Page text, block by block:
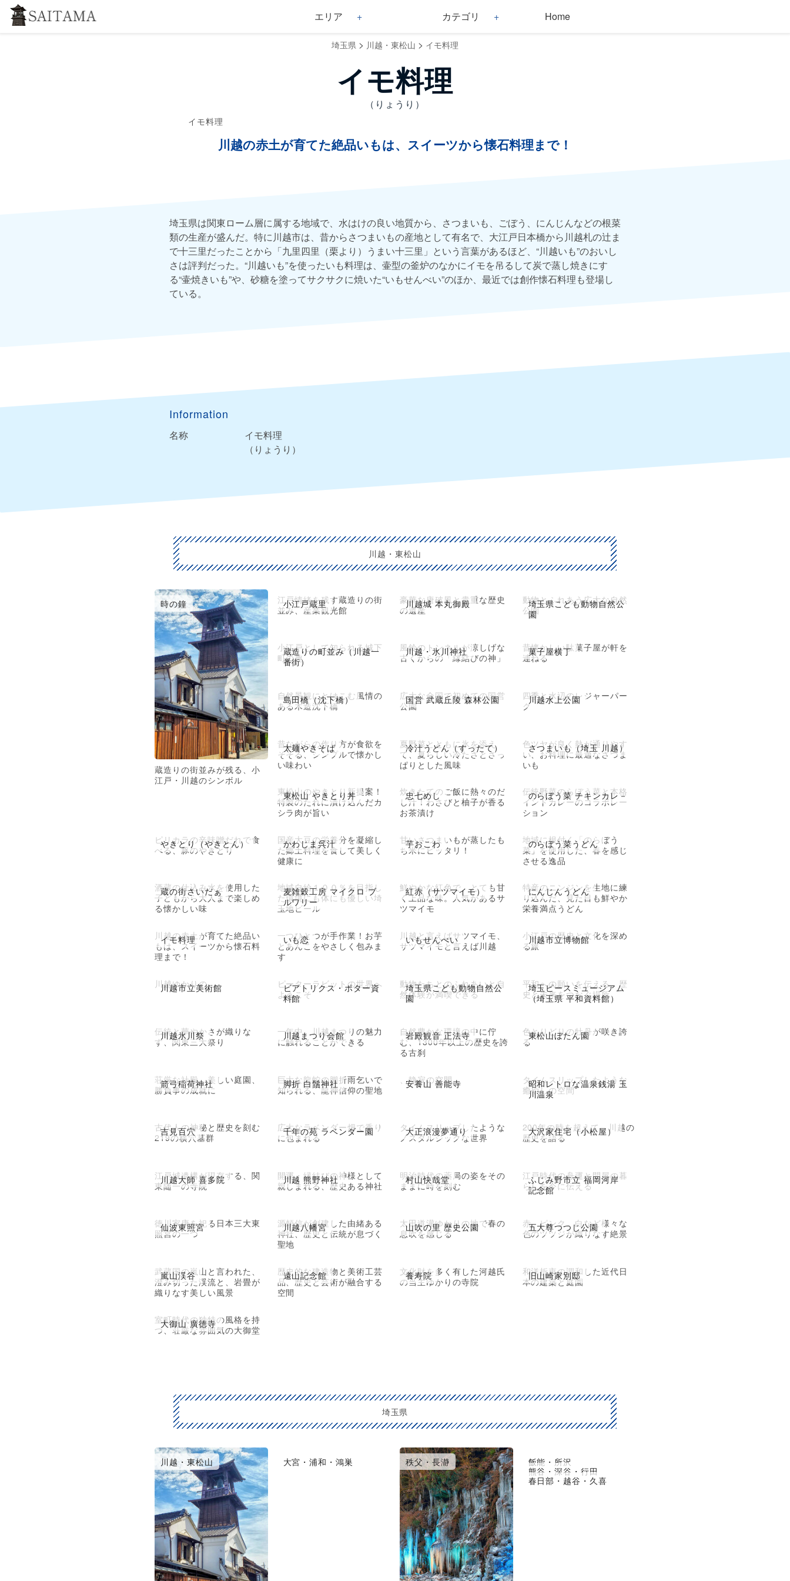
エリア カテゴリ Home
埼玉県 > 川越・東松山 > イモ料理
イモ料理
（りょうり）
イモ料理
川越の赤土が育てた絶品いもは、スイーツから懐石料理まで！
埼玉県は関東ローム層に属する地域で、水はけの良い地質から、さつまいも、ごぼう、にんじんなどの根菜
類の生産が盛んだ。特に川越市は、昔からさつまいもの産地として有名で、大江戸日本橋から川越札の辻ま
で十三里だったことから「九里四里（栗より）うまい十三里」という言葉があるほど、“川越いも”のおいし
さは評判だった。“川越いも”を使ったいも料理は、壷型の釜炉のなかにイモを吊るして炭で蒸し焼きにす
る“壷焼きいも”や、砂糖を塗ってサクサクに焼いた“いもせんべい”のほか、最近では創作懐石料理も登場し
ている。
Information
名称
イモ料理
（りょうり）
川越・東松山
時の鐘
蔵造りの街並みが残る、小
江戸・川越のシンボル
小江戸蔵里
江戸情緒を残す蔵造りの街
並み、産業観光館
川越城 本丸御殿
豪華な唐破風と貴重な歴史
の遺産
埼玉県こども動物自然公
園
動物とふれあう広大な自然
公園
蔵造りの町並み（川越一
番街）
小江戸として知られる城下
町の趣
川越・氷川神社
風鈴のトンネルが涼しげな
古くからの「縁結びの神」
菓子屋横丁
昔懐かしい駄菓子屋が軒を
連ねる
島田橋（沈下橋）
自然景観にとけこむ風情の
ある木造沈下橋
国営 武蔵丘陵 森林公園
広大な全国で初めての国営
公園
川越水上公園
四季と水辺のレジャーパー
ク
太麺やきそば
昔ながらの作り方が食欲を
そそる、シンプルで懐かし
い味わい
冷汁うどん（すったて）
夏野菜とともに氷を添え
て、夏らしい冷たさとさっ
ぱりとした風味
さつまいも（埼玉 川越）
色ツヤが良く熱が通りやす
い、お料理に最適なさつま
いも
東松山 やきとり丼
東松山のやきとり新提案！
特製のたれに漬け込んだカ
シラ肉が旨い
忠七めし
炊きたてのご飯に熱々のだ
し汁！わさびと柚子が香る
お茶漬け
のらぼう菜 チキンカレ－
伝統野菜のらぼう菜と本格
インドカレーのコラボレー
ション
やきとり（やきとん）
ピリカラの辛味噌だれで食
べる、豚のやきとり
かわじま呉汁
国産大豆の栄養分を凝縮し
た郷土料理を食して美しく
健康に
芋おこわ
甘いさつまいもが蒸したも
ち米にピッタリ！
のらぼう菜うどん
地域に根付く「のらぼう
菜」を使用した、春を感じ
させる逸品
蔵の街さいだぁ
酒蔵の仕込み水を使用した
子どもから大人まで楽しめ
る懐かしい味
麦雑穀工房 マイクロ ブ
ルワリー
地域自給１００％を目指し
た環境にも体にも優しい埼
玉地ビール
紅赤（サツマイモ）
鮮やかな紅色で、とても甘
く上品な味。人気があるサ
ツマイモ
にんじんうどん
特産のニンジンを生地に練
り込んだ、見た目も鮮やか
栄養満点うどん
イモ料理
川越の赤土が育てた絶品い
もは、スイーツから懐石料
理まで！
いも恋
一つひとつが手作業！お芋
とあんこをやさしく包みま
す
いもせんべい
川越と言えばサツマイモ、
サツマイモと言えば川越
川越市立博物館
小江戸の歴史と文化を深め
る旅
川越市立美術館
川越ゆかりの
ビアトリクス・ポター資
料館
ピーターラビットの世界へ
ようこそ
埼玉県こども動物自然公
園
動物たちとのふれあいと自
然体験が満喫できる
埼玉ピースミュージアム
（埼玉県 平和資料館）
平和への願いを伝える、歴
史と未来をつなぐ場所
川越氷川祭
伝統と華やかさが織りな
す、関東三大祭り
川越まつり会館
一年中、川越まつりの魅力
に触れることができる
岩殿観音 正法寺
自然豊かな環境の中に佇
む、1300年以上の歴史を誇
る古刹
東松山ぼたん園
色とりどりの牡丹が咲き誇
る
箭弓稲荷神社
荘厳な社殿、美しい庭園、
勝負事の成就に
脚折 白鬚神社
巨大な龍蛇の脚折雨乞いで
知られる、龍神信仰の聖地
安養山 善能寺
、静寂の空間
昭和レトロな温泉銭湯 玉
川温泉
タイムスリップしたような
癒やしの空間
吉見百穴
古代人の神秘と歴史を刻む
219の横穴墓群
千年の苑 ラベンダー園
広大なラベンダー畑で香り
に包まれる
大正浪漫夢通り
タイムスリップしたような
ノスタルジックな世界
大沢家住宅（小松屋）
200年の時を超えて、川越の
歴史を語る
川越大師 喜多院
江戸城遺構が現存する、関
東随一の寺院
川越 熊野神社
開運・縁結びの神様として
親しまれる、歴史ある神社
村山快哉堂
明治時代の薬局の姿をその
ままに時を刻む
ふじみ野市立 福岡河岸
記念館
江戸時代の舟運と問屋の暮
らしを今に伝える
仙波東照宮
徳川家康を祀る日本三大東
照宮の一つ
川越八幡宮
源頼信が創建した由緒ある
神社、歴史と伝統が息づく
聖地
山吹の里 歴史公園
太田道灌ゆかりの地で春の
息吹を感じる
五大尊つつじ公園
赤、ピンク、白など様々な
色のツツジが織りなす絶景
嵐山渓谷
武蔵国の嵐山と言われた、
澄み切った渓流と、岩畳が
織りなす美しい風景
遠山記念館
歴史的な建造物と美術工芸
品、歴史と芸術が融合する
空間
養寿院
文化財を多く有した河越氏
の当主ゆかりの寺院
旧山崎家別邸
和洋折衷の調和した近代日
本の建築と庭園
大御山 廣徳寺
室町時代の独特の風格を持
つ、荘厳な雰囲気の大御堂
埼玉県
川越・東松山 大宮・浦和・鴻巣 秩父・長瀞
飯能・所沢
熊谷・深谷・行田
春日部・越谷・久喜